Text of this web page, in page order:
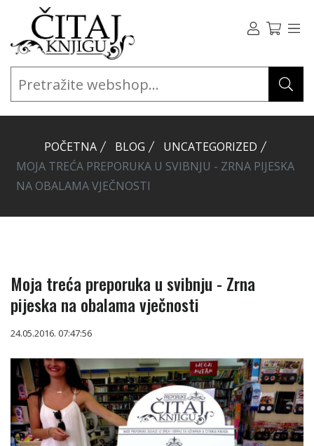
POČETNA BLOG
UNCATEGORIZED
MOJA TREĆA PREPORUKA U SVIBNJU - ZRNA PIJESKA
NA OBALAMA VJEČNOSTI
Moja treća preporuka u svibnju - Zrna
pijeska na obalama vječnosti
24.05.2016. 07:47:56